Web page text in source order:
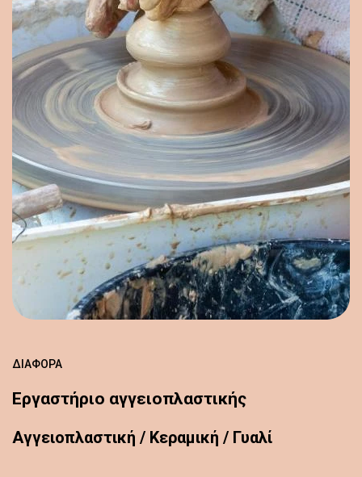
ΔΙΆΦΟΡΑ
Εργαστήριο αγγειοπλαστικής
Aγγειοπλαστική / Κεραμική / Γυαλί